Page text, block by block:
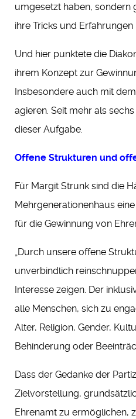
umgesetzt haben, sondern
ihre Tricks und
Und hier punktete die
ihrem Konzept zur
Insbesondere auch mit
agieren. Seit mehr als
dieser Aufgabe.
Offene Strukturen und
Für Margit Strunk sind die
Mehrgenerationenhaus
für die Gewinnung von
„Durch unsere offene
unverbindlich
Interesse zeigen. Der
alle Menschen, sich zu
Alter, Religion, Gender,
Behinderung oder
Dass der Gedanke der
Zielvorstellung,
Ehrenamt zu ermöglichen,